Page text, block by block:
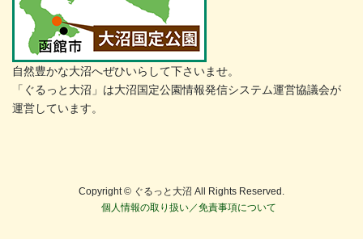
自然豊かな大沼へぜひいらして下さいませ。
「ぐるっと大沼」は大沼国定公園情報発信システム運営協議会が
運営しています。
Copyright © ぐるっと大沼 All Rights Reserved.
個人情報の取り扱い／免責事項について